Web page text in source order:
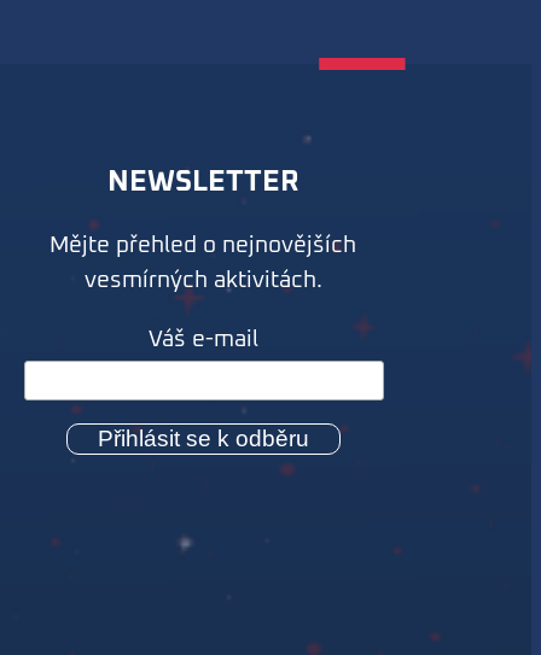
NEWSLETTER
Mějte přehled o nejnovějších
vesmírných aktivitách.
Váš e-mail